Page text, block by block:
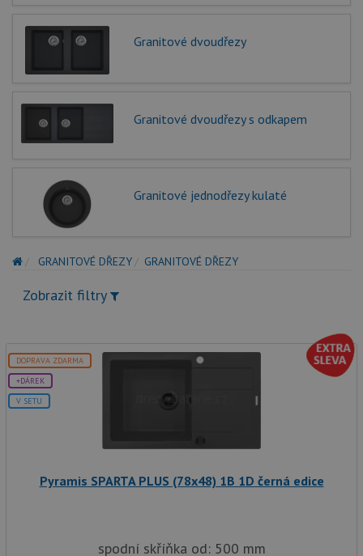
Granitové dvoudřezy
Granitové dvoudřezy s odkapem
Granitové jednodřezy kulaté
GRANITOVÉ DŘEZY GRANITOVÉ DŘEZY
Zobrazit filtry
DOPRAVA ZDARMA
+DÁREK
V SETU
Pyramis SPARTA PLUS (78x48) 1B 1D černá edice
spodní skříňka od: 500 mm